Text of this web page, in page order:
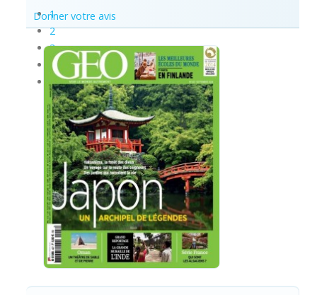
1
2
3
4
5
Donner votre avis